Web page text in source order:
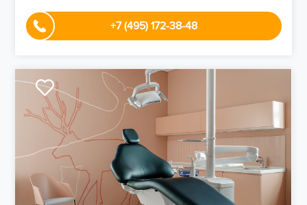
+7 (495) 172-38-48